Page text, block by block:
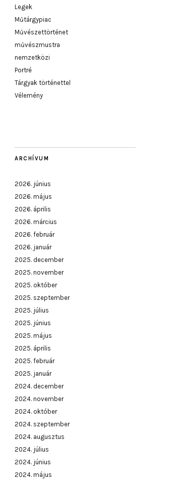
Legek
Műtárgypiac
Művészettörténet
művészmustra
nemzetközi
Portré
Tárgyak történettel
Vélemény
ARCHÍVUM
2026. június
2026. május
2026. április
2026. március
2026. február
2026. január
2025. december
2025. november
2025. október
2025. szeptember
2025. július
2025. június
2025. május
2025. április
2025. február
2025. január
2024. december
2024. november
2024. október
2024. szeptember
2024. augusztus
2024. július
2024. június
2024. május